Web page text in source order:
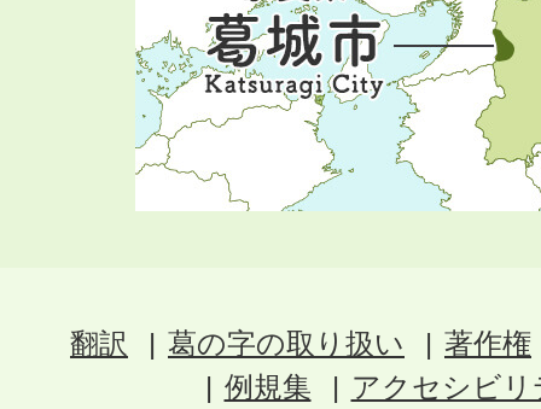
翻訳 葛の字の取り扱い
著作権
例規集
アクセシビ